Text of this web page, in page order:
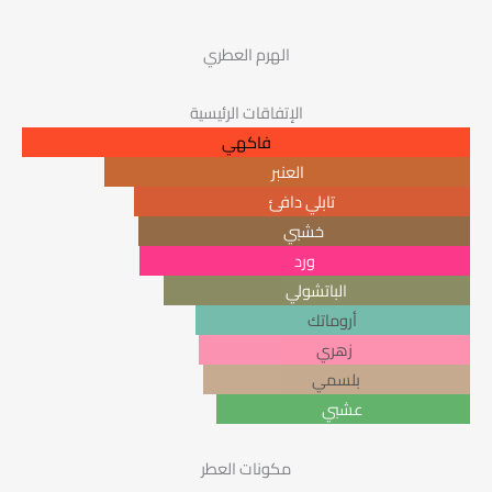
الهرم العطري
الإتفاقات الرئيسية
فاكهي
العنبر
تابلي دافئ
خشبي
ورد
الباتشولي
أروماتك
زهري
بلسمي
عشبي
مكونات العطر